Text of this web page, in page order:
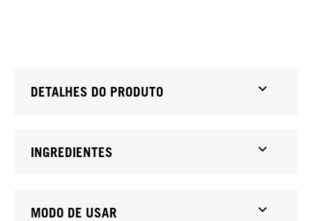
DETALHES DO PRODUTO
INGREDIENTES
MODO DE USAR